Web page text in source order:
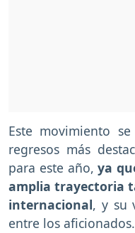
Este movimiento
regresos más
para este año,ya
amplia trayectoria
internacional, y su
entre los aficionados.